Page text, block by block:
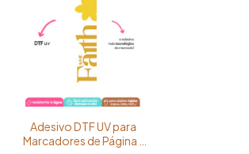
Adesivo DTF UV para
Marcadores de Página -